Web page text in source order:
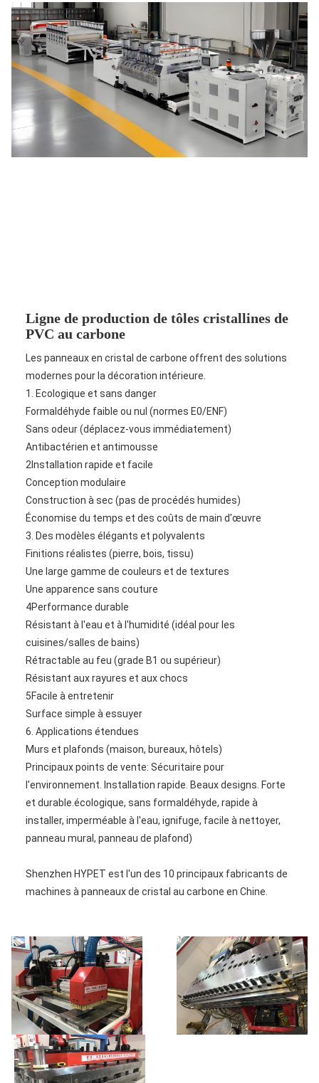
Ligne de production de tôles cristallines de
PVC au carbone
Les panneaux en cristal de carbone offrent des solutions
modernes pour la décoration intérieure.
1. Ecologique et sans danger
Formaldéhyde faible ou nul (normes E0/ENF)
Sans odeur (déplacez-vous immédiatement)
Antibactérien et antimousse
2Installation rapide et facile
Conception modulaire
Construction à sec (pas de procédés humides)
Économise du temps et des coûts de main d'œuvre
3. Des modèles élégants et polyvalents
Finitions réalistes (pierre, bois, tissu)
Une large gamme de couleurs et de textures
Une apparence sans couture
4Performance durable
Résistant à l'eau et à l'humidité (idéal pour les
cuisines/salles de bains)
Rétractable au feu (grade B1 ou supérieur)
Résistant aux rayures et aux chocs
5Facile à entretenir
Surface simple à essuyer
6. Applications étendues
Murs et plafonds (maison, bureaux, hôtels)
Principaux points de vente: Sécuritaire pour
l'environnement. Installation rapide. Beaux designs. Forte
et durable.écologique, sans formaldéhyde, rapide à
installer, imperméable à l'eau, ignifuge, facile à nettoyer,
panneau mural, panneau de plafond)
Shenzhen HYPET est l'un des 10 principaux fabricants de
machines à panneaux de cristal au carbone en Chine.